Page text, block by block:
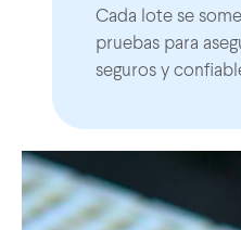
Cada lote se
pruebas para
seguros y